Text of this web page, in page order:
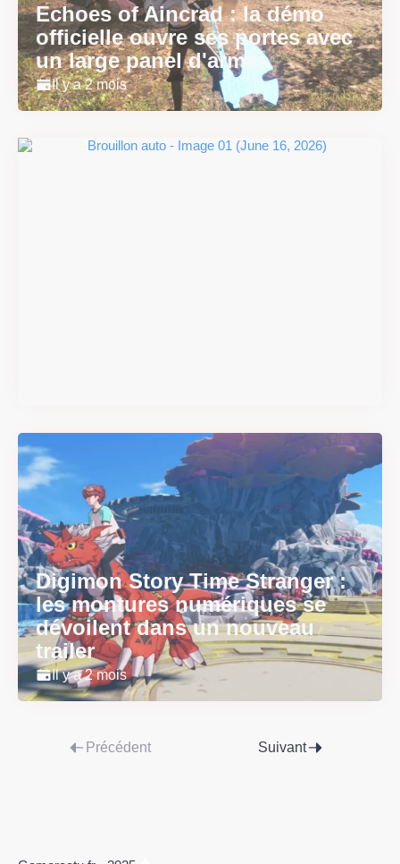
Echoes of Aincrad : la démo
officielle ouvre ses portes avec
un large panel d'armes
Il y a 2 mois
Digimon Story Time Stranger :
les montures numériques se
dévoilent dans un nouveau
trailer
Il y a 2 mois
Précédent Suivant